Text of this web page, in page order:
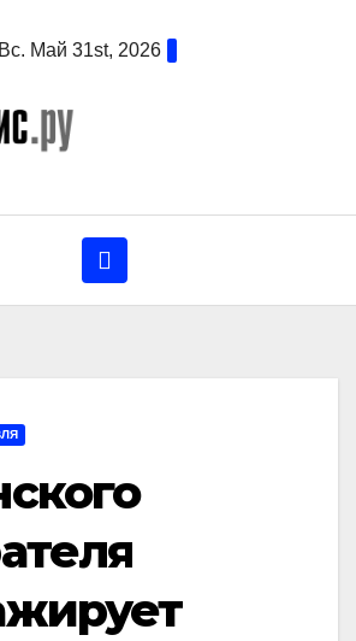
Вс. Май 31st, 2026